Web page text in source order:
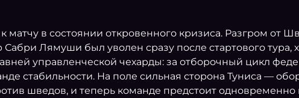
к матчу в состоянии откровенного кризиса. Разгром
Сабри Лямуши был уволен сразу после стартового тура,
управленческой чехарды: за отборочный цикл
стабильности. На поле сильная сторона Туниса —
шведов, и теперь команде предстоит одновременно